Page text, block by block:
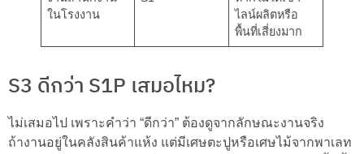
ในโรงงาน
ไลน์ผลิตหรือ
พื้นที่เสี่ยงมาก
S3 ดีกว่า S1P เสมอไหม?
ไม่เสมอไป เพราะคำว่า “ดีกว่า” ต้องดูจากลักษณะงานจริง
ถ้างานอยู่ในคลังสินค้าแห้ง แต่มีเศษตะปูหรือเศษไม้จากพาเลท